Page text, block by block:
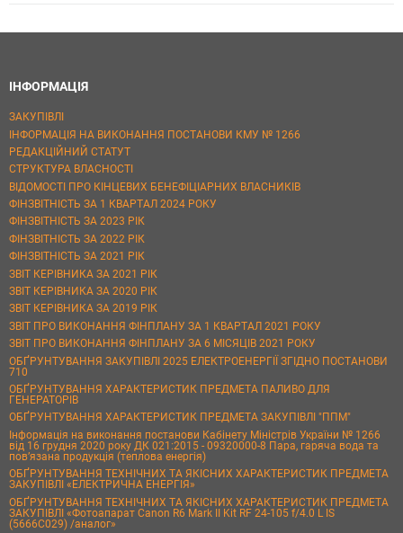
ІНФОРМАЦІЯ
ЗАКУПІВЛІ
ІНФОРМАЦІЯ НА ВИКОНАННЯ ПОСТАНОВИ КМУ № 1266
РЕДАКЦІЙНИЙ СТАТУТ
СТРУКТУРА ВЛАСНОСТІ
ВІДОМОСТІ ПРО КІНЦЕВИХ БЕНЕФІЦІАРНИХ ВЛАСНИКІВ
ФІНЗВІТНІСТЬ ЗА 1 КВАРТАЛ 2024 РОКУ
ФІНЗВІТНІСТЬ ЗА 2023 РІК
ФІНЗВІТНІСТЬ ЗА 2022 РІК
ФІНЗВІТНІСТЬ ЗА 2021 РІК
ЗВІТ КЕРІВНИКА ЗА 2021 РІК
ЗВІТ КЕРІВНИКА ЗА 2020 РІК
ЗВІТ КЕРІВНИКА ЗА 2019 РІК
ЗВІТ ПРО ВИКОНАННЯ ФІНПЛАНУ ЗА 1 КВАРТАЛ 2021 РОКУ
ЗВІТ ПРО ВИКОНАННЯ ФІНПЛАНУ ЗА 6 МІСЯЦІВ 2021 РОКУ
ОБҐРУНТУВАННЯ ЗАКУПІВЛІ 2025 ЕЛЕКТРОЕНЕРГІЇ ЗГІДНО ПОСТАНОВИ
710
ОБҐРУНТУВАННЯ ХАРАКТЕРИСТИК ПРЕДМЕТА ПАЛИВО ДЛЯ
ГЕНЕРАТОРІВ
ОБҐРУНТУВАННЯ ХАРАКТЕРИСТИК ПРЕДМЕТА ЗАКУПІВЛІ "ППМ"
Інформація на виконання постанови Кабінету Міністрів України № 1266
від 16 грудня 2020 року ДК 021:2015 - 09320000-8 Пара, гаряча вода та
пов’язана продукція (теплова енергія)
ОБҐРУНТУВАННЯ ТЕХНІЧНИХ ТА ЯКІСНИХ ХАРАКТЕРИСТИК ПРЕДМЕТА
ЗАКУПІВЛІ «ЕЛЕКТРИЧНА ЕНЕРГІЯ»
ОБҐРУНТУВАННЯ ТЕХНІЧНИХ ТА ЯКІСНИХ ХАРАКТЕРИСТИК ПРЕДМЕТА
ЗАКУПІВЛІ «Фотоапарат Canon R6 Mark II Kit RF 24-105 f/4.0 L IS
(5666C029) /аналог»